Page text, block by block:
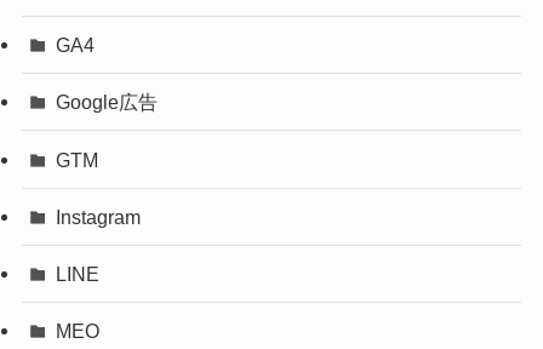
GA4
Google広告
GTM
Instagram
LINE
MEO